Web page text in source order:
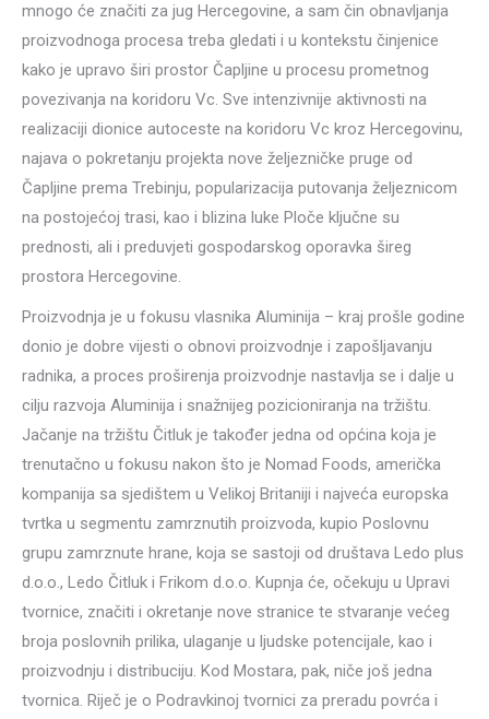
mnogo će značiti za jug Hercegovine, a sam čin obnavljanja
proizvodnoga procesa treba gledati i u kontekstu činjenice
kako je upravo širi prostor Čapljine u procesu prometnog
povezivanja na koridoru Vc. Sve intenzivnije aktivnosti na
realizaciji dionice autoceste na koridoru Vc kroz Hercegovinu,
najava o pokretanju projekta nove željezničke pruge od
Čapljine prema Trebinju, popularizacija putovanja željeznicom
na postojećoj trasi, kao i blizina luke Ploče ključne su
prednosti, ali i preduvjeti gospodarskog oporavka šireg
prostora Hercegovine.
Proizvodnja je u fokusu vlasnika Aluminija – kraj prošle godine
donio je dobre vijesti o obnovi proizvodnje i zapošljavanju
radnika, a proces proširenja proizvodnje nastavlja se i dalje u
cilju razvoja Aluminija i snažnijeg pozicioniranja na tržištu.
Jačanje na tržištu Čitluk je također jedna od općina koja je
trenutačno u fokusu nakon što je Nomad Foods, američka
kompanija sa sjedištem u Velikoj Britaniji i najveća europska
tvrtka u segmentu zamrznutih proizvoda, kupio Poslovnu
grupu zamrznute hrane, koja se sastoji od društava Ledo plus
d.o.o., Ledo Čitluk i Frikom d.o.o. Kupnja će, očekuju u Upravi
tvornice, značiti i okretanje nove stranice te stvaranje većeg
broja poslovnih prilika, ulaganje u ljudske potencijale, kao i
proizvodnju i distribuciju. Kod Mostara, pak, niče još jedna
tvornica. Riječ je o Podravkinoj tvornici za preradu povrća i